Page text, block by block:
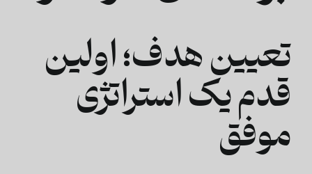
تعیین هدف؛ اولین
قدم یک استراتژی
موفق